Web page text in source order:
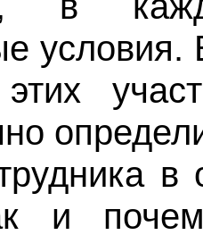
этих
и